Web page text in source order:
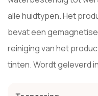
alle huidtypen. Het
bevat een
reiniging van het
tinten. Wordt geleverd